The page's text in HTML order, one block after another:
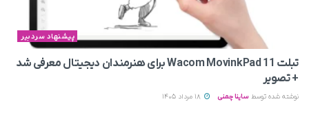
پیشنهاد سردبیر
تبلت Wacom MovinkPad 11 برای هنرمندان دیجیتال معرفی شد
+ تصویر
نوشته شده توسط ساینا چمنی